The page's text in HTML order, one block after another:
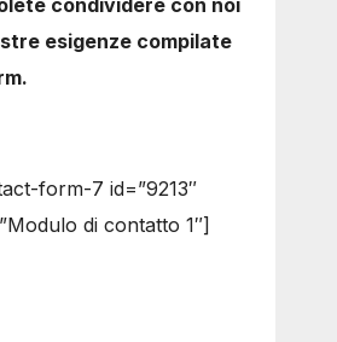
condividere con noi
esigenze compilate
form-7 id=”9213″
di contatto 1″]